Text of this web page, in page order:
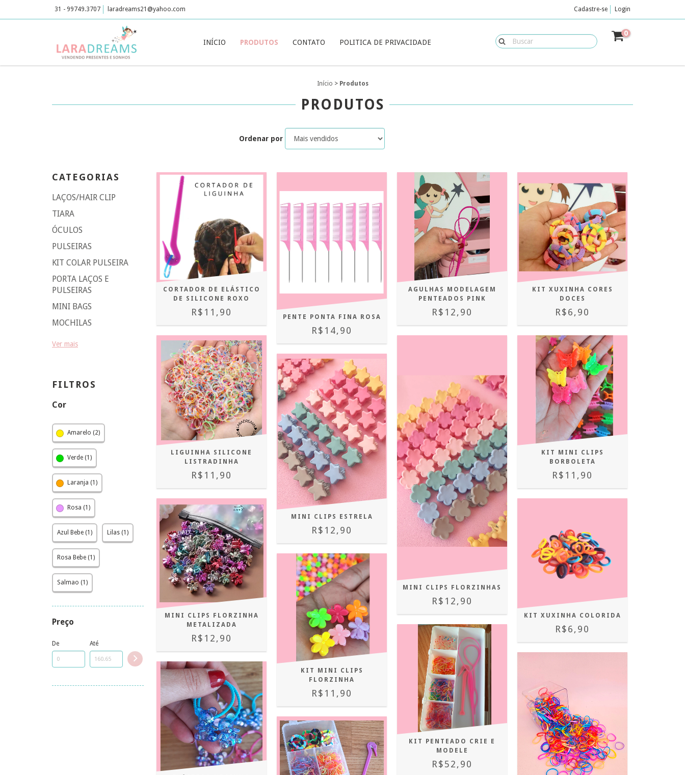
31 - 99749.3707 laradreams21@yahoo.com Cadastre-se Login
INÍCIO PRODUTOS CONTATO POLITICA DE PRIVACIDADE
0
Início > Produtos
PRODUTOS
Ordenar por
CATEGORIAS
LAÇOS/HAIR CLIP
TIARA
ÓCULOS
PULSEIRAS
KIT COLAR PULSEIRA
PORTA LAÇOS E
PULSEIRAS
MINI BAGS
MOCHILAS
Ver mais
FILTROS
Cor
Amarelo (2)
Verde (1)
Laranja (1)
Rosa (1)
Azul Bebe (1) Lilas (1)
Rosa Bebe (1)
Salmao (1)
Preço
De Até
CORTADOR DE ELÁSTICO
DE SILICONE ROXO
R$11,90 PENTE PONTA FINA ROSA
R$14,90
AGULHAS MODELAGEM
PENTEADOS PINK
R$12,90
KIT XUXINHA CORES
DOCES
R$6,90
LIGUINHA SILICONE
LISTRADINHA
R$11,90
MINI CLIPS ESTRELA
R$12,90
MINI CLIPS FLORZINHAS
R$12,90
KIT MINI CLIPS
BORBOLETA
R$11,90
MINI CLIPS FLORZINHA
METALIZADA
R$12,90
KIT MINI CLIPS
FLORZINHA
R$11,90
KIT PENTEADO CRIE E
MODELE
R$52,90
KIT XUXINHA COLORIDA
R$6,90